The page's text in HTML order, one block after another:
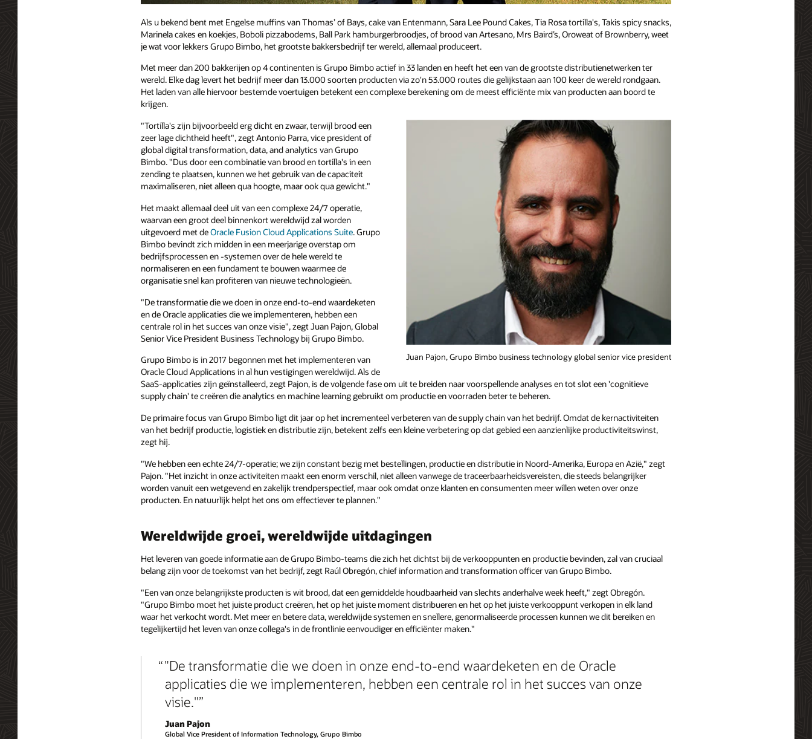
Als u bekend bent met Engelse muffins van Thomas’ of Bays, cake van Entenmann, Sara Lee Pound Cakes, Tia Rosa tortilla's, Takis spicy snacks,
Marinela cakes en koekjes, Boboli pizzabodems, Ball Park hamburgerbroodjes, of brood van Artesano, Mrs Baird’s, Oroweat of Brownberry, weet
je wat voor lekkers Grupo Bimbo, het grootste bakkersbedrijf ter wereld, allemaal produceert.
Met meer dan 200 bakkerijen op 4 continenten is Grupo Bimbo actief in 33 landen en heeft het een van de grootste distributienetwerken ter
wereld. Elke dag levert het bedrijf meer dan 13.000 soorten producten via zo'n 53.000 routes die gelijkstaan aan 100 keer de wereld rondgaan.
Het laden van alle hiervoor bestemde voertuigen betekent een complexe berekening om de meest efficiënte mix van producten aan boord te
krijgen.
Juan Pajon, Grupo Bimbo business technology global senior vice president
"Tortilla's zijn bijvoorbeeld erg dicht en zwaar, terwijl brood een
zeer lage dichtheid heeft", zegt Antonio Parra, vice president of
global digital transformation, data, and analytics van Grupo
Bimbo. "Dus door een combinatie van brood en tortilla's in een
zending te plaatsen, kunnen we het gebruik van de capaciteit
maximaliseren, niet alleen qua hoogte, maar ook qua gewicht."
Het maakt allemaal deel uit van een complexe 24/7 operatie,
waarvan een groot deel binnenkort wereldwijd zal worden
uitgevoerd met deOracle Fusion Cloud Applications Suite. Grupo
Bimbo bevindt zich midden in een meerjarige overstap om
bedrijfsprocessen en -systemen over de hele wereld te
normaliseren en een fundament te bouwen waarmee de
organisatie snel kan profiteren van nieuwe technologieën.
"De transformatie die we doen in onze end-to-end waardeketen
en de Oracle applicaties die we implementeren, hebben een
centrale rol in het succes van onze visie", zegt Juan Pajon, Global
Senior Vice President Business Technology bij Grupo Bimbo.
Grupo Bimbo is in 2017 begonnen met het implementeren van
Oracle Cloud Applications in al hun vestigingen wereldwijd. Als de
SaaS-applicaties zijn geïnstalleerd, zegt Pajon, is de volgende fase om uit te breiden naar voorspellende analyses en tot slot een 'cognitieve
supply chain' te creëren die analytics en machine learning gebruikt om productie en voorraden beter te beheren.
De primaire focus van Grupo Bimbo ligt dit jaar op het incrementeel verbeteren van de supply chain van het bedrijf. Omdat de kernactiviteiten
van het bedrijf productie, logistiek en distributie zijn, betekent zelfs een kleine verbetering op dat gebied een aanzienlijke productiviteitswinst,
zegt hij.
"We hebben een echte 24/7-operatie; we zijn constant bezig met bestellingen, productie en distributie in Noord-Amerika, Europa en Azië," zegt
Pajon. "Het inzicht in onze activiteiten maakt een enorm verschil, niet alleen vanwege de traceerbaarheidsvereisten, die steeds belangrijker
worden vanuit een wetgevend en zakelijk trendperspectief, maar ook omdat onze klanten en consumenten meer willen weten over onze
producten. En natuurlijk helpt het ons om effectiever te plannen."
Wereldwijde groei, wereldwijde uitdagingen
Het leveren van goede informatie aan de Grupo Bimbo-teams die zich het dichtst bij de verkooppunten en productie bevinden, zal van cruciaal
belang zijn voor de toekomst van het bedrijf, zegt Raúl Obregón, chief information and transformation officer van Grupo Bimbo.
"Een van onze belangrijkste producten is wit brood, dat een gemiddelde houdbaarheid van slechts anderhalve week heeft," zegt Obregón.
"Grupo Bimbo moet het juiste product creëren, het op het juiste moment distribueren en het op het juiste verkooppunt verkopen in elk land
waar het verkocht wordt. Met meer en betere data, wereldwijde systemen en snellere, genormaliseerde processen kunnen we dit bereiken en
tegelijkertijd het leven van onze collega's in de frontlinie eenvoudiger en efficiënter maken."
"De transformatie die we doen in onze end-to-end waardeketen en de Oracle
applicaties die we implementeren, hebben een centrale rol in het succes van onze
visie."
Juan Pajon
Global Vice President of Information Technology, Grupo Bimbo